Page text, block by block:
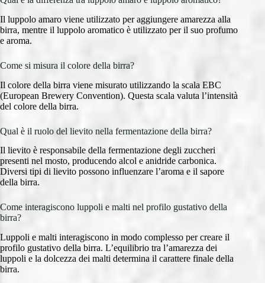
Il luppolo amaro viene utilizzato per aggiungere amarezza alla
birra, mentre il luppolo aromatico è utilizzato per il suo profumo
e aroma.
Come si misura il colore della birra?
Il colore della birra viene misurato utilizzando la scala EBC
(European Brewery Convention). Questa scala valuta l’intensità
del colore della birra.
Qual è il ruolo del lievito nella fermentazione della birra?
Il lievito è responsabile della fermentazione degli zuccheri
presenti nel mosto, producendo alcol e anidride carbonica.
Diversi tipi di lievito possono influenzare l’aroma e il sapore
della birra.
Come interagiscono luppoli e malti nel profilo gustativo della
birra?
Luppoli e malti interagiscono in modo complesso per creare il
profilo gustativo della birra. L’equilibrio tra l’amarezza dei
luppoli e la dolcezza dei malti determina il carattere finale della
birra.